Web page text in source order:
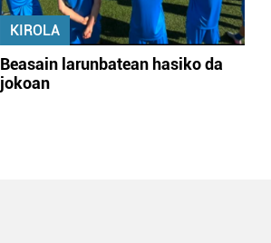
KIROLA
Beasain larunbatean hasiko da
jokoan